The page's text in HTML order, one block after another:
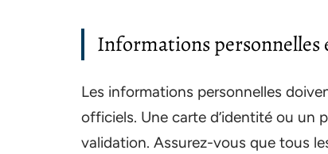
Informations personnelles
Les informations personnelles
officiels. Une carte d’identité ou un
validation. Assurez-vous que tous